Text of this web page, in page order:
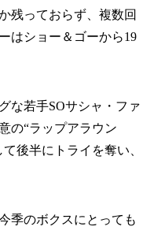
残っておらず、複数回
はショー＆ゴーから19
な若手SOサシャ・ファ
の“ラップアラウン
後半にトライを奪い、
季のボクスにとっても